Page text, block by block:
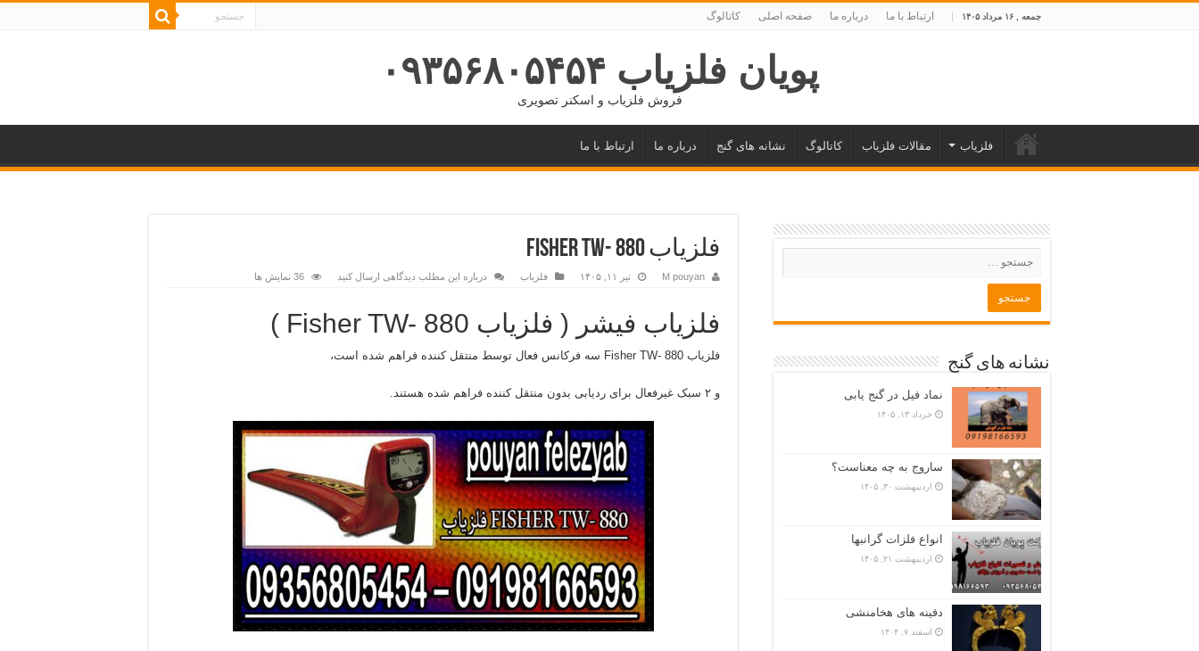
جمعه , ۱۶ مرداد ۱۴۰۵ ارتباط با ما درباره ما صفحه اصلی کاتالوگ
پویان فلزیاب ۰۹۳۵۶۸۰۵۴۵۴
فروش فلزیاب و اسکنر تصویری
فلزیاب مقالات فلزیاب کاتالوگ نشانه های گنج درباره ما ارتباط با ما
فلزیاب FISHER TW- 880
M pouyan تیر ۱۱, ۱۴۰۵ فلزیاب درباره این مطلب دیدگاهی ارسال کنید 36 نمایش ها
فلزیاب فیشر ( فلزیاب Fisher TW- 880 )
فلزیاب Fisher TW- 880 سه فرکانس فعال توسط منتقل کننده فراهم شده است،
و ۲ سبک غیرفعال برای ردیابی بدون منتقل کننده فراهم شده هستند.
نشانه های گنج
نماد فیل در گنج یابی
خرداد ۱۳, ۱۴۰۵
ساروج به چه معناست؟
اردیبهشت ۳۰, ۱۴۰۵
انواع فلزات گرانبها
اردیبهشت ۲۱, ۱۴۰۵
دفینه های هخامنشی
اسفند ۷, ۱۴۰۴